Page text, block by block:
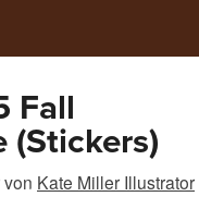
Fall
(Stickers)
von Kate Miller Illustrator